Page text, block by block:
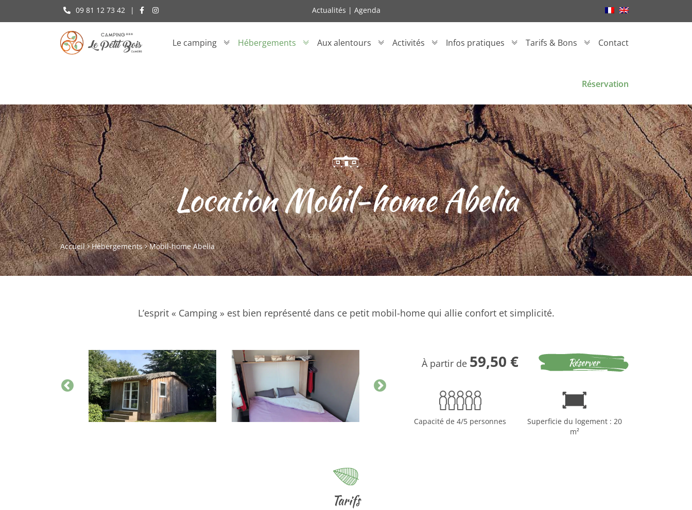
09 81 12 73 42 | Actualités | Agenda
Le camping Hébergements Aux alentours Activités Infos pratiques Tarifs & Bons Contact
Réservation
Location Mobil-home Abelia
Accueil Hébergements Mobil-home Abelia
L’esprit « Camping » est bien représenté dans ce petit mobil-home qui allie confort et simplicité.
À partir de 59,50 € Réserver
Capacité de 4/5 personnes
Superficie du logement : 20
m²
Tarifs